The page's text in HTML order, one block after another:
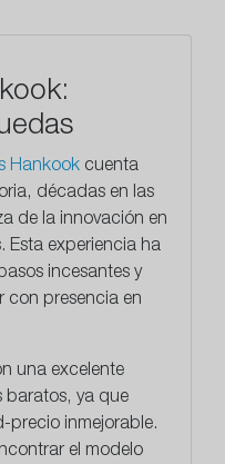
Hankook cuenta
décadas en las
de la innovación en
Esta experiencia ha
incesantes y
con presencia en
una excelente
baratos, ya que
precio inmejorable.
el modelo